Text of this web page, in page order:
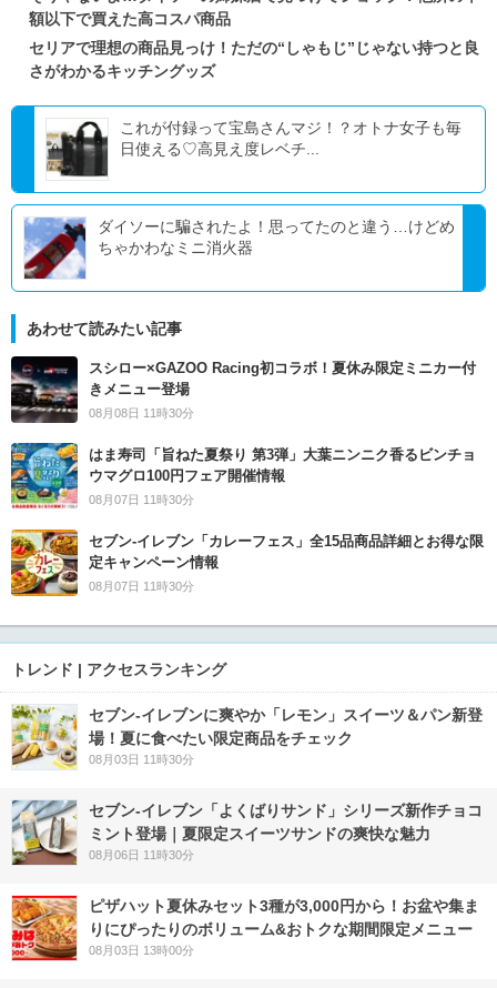
額以下で買えた高コスパ商品
セリアで理想の商品見っけ！ただの“しゃもじ”じゃない持つと良
さがわかるキッチングッズ
これが付録って宝島さんマジ！？オトナ女子も毎
日使える♡高見え度レベチ...
ダイソーに騙されたよ！思ってたのと違う…けどめ
ちゃかわなミニ消火器
あわせて読みたい記事
スシロー×GAZOO Racing初コラボ！夏休み限定ミニカー付
きメニュー登場
08月08日 11時30分
はま寿司「旨ねた夏祭り 第3弾」大葉ニンニク香るビンチョ
ウマグロ100円フェア開催情報
08月07日 11時30分
セブン‐イレブン「カレーフェス」全15品商品詳細とお得な限
定キャンペーン情報
08月07日 11時30分
トレンド | アクセスランキング
セブン‐イレブンに爽やか「レモン」スイーツ＆パン新登
場！夏に食べたい限定商品をチェック
08月03日 11時30分
セブン‐イレブン「よくばりサンド」シリーズ新作チョコ
ミント登場｜夏限定スイーツサンドの爽快な魅力
08月06日 11時30分
ピザハット夏休みセット3種が3,000円から！お盆や集ま
りにぴったりのボリューム&おトクな期間限定メニュー
08月03日 13時00分